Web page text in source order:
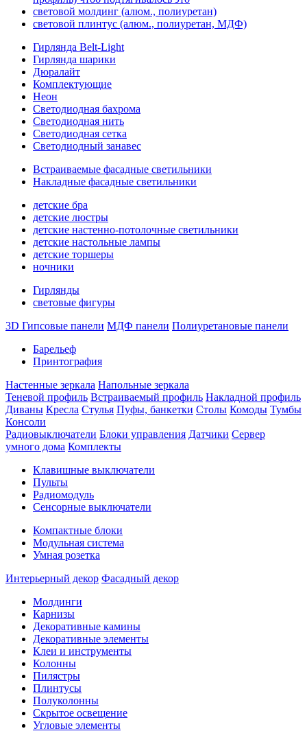
световой молдинг (алюм., полиуретан)
световой плинтус (алюм., полиуретан, МДФ)
Гирлянда Belt-Light
Гирлянда шарики
Дюралайт
Комплектующие
Неон
Светодиодная бахрома
Светодиодная нить
Светодиодная сетка
Светодиодный занавес
Встраиваемые фасадные светильники
Накладные фасадные светильники
детские бра
детские люстры
детские настенно-потолочные светильники
детские настольные лампы
детские торшеры
ночники
Гирлянды
световые фигуры
3D Гипсовые панели МДФ панели Полиуретановые панели
Барельеф
Принтография
Настенные зеркала Напольные зеркала
Теневой профиль Встраиваемый профиль Накладной профиль
Диваны Кресла Стулья Пуфы, банкетки Столы Комоды Тумбы
Консоли
Радиовыключатели Блоки управления Датчики Сервер
умного дома Комплекты
Клавишные выключатели
Пульты
Радиомодуль
Сенсорные выключатели
Компактные блоки
Модульная система
Умная розетка
Интерьерный декор Фасадный декор
Молдинги
Карнизы
Декоративные камины
Декоративные элементы
Клеи и инструменты
Колонны
Пилястры
Плинтусы
Полуколонны
Скрытое освещение
Угловые элементы